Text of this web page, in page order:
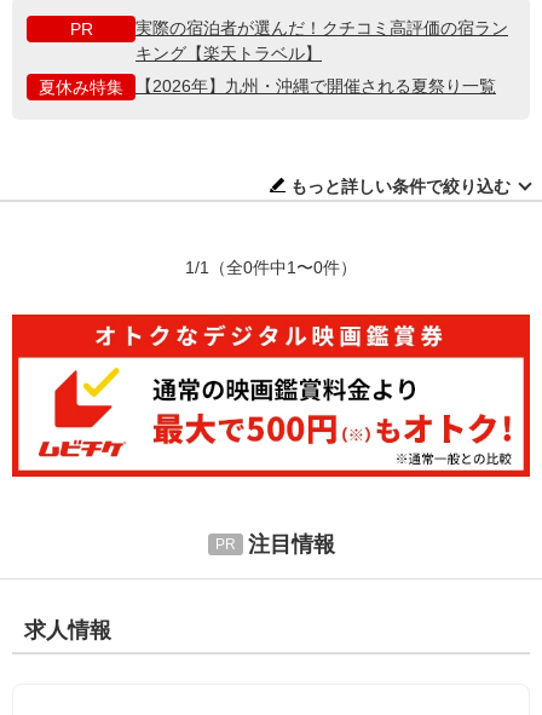
PR
実際の宿泊者が選んだ！クチコミ高評価の宿ラン
キング【楽天トラベル】
夏休み特集
【2026年】九州・沖縄で開催される夏祭り一覧
もっと詳しい条件で絞り込む
1/1 （全0件中1〜0件）
注目情報
求人情報